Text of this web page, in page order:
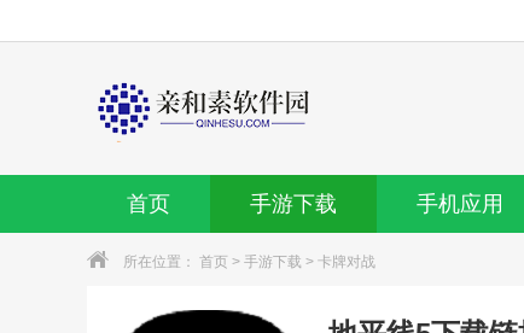
首页 手游下载 手机应用
所在位置： 首页 > 手游下载 > 卡牌对战